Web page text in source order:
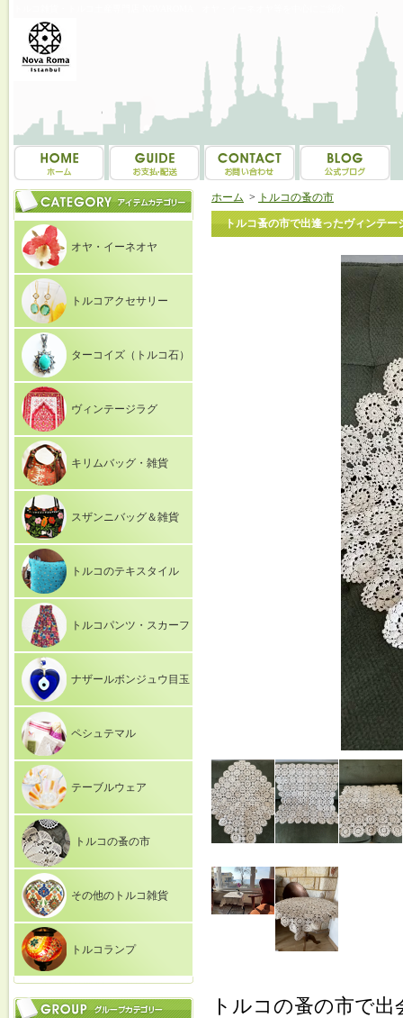
オヤ・イーネオヤ
トルコアクセサリー
ターコイズ（トルコ石）
ヴィンテージラグ
キリムバッグ・雑貨
スザンニバッグ＆雑貨
トルコのテキスタイル
トルコパンツ・スカーフ
ナザールボンジュウ目玉
ペシュテマル
テーブルウェア
トルコの蚤の市
その他のトルコ雑貨
トルコランプ
ホーム > トルコの蚤の市
トルコ蚤の市で出逢ったヴィンテ
トルコの蚤の市で